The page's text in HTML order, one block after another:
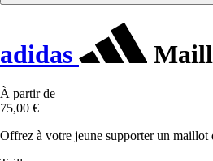
adidas
À partir de
75,00 €
Offrez à votre jeune supporter un